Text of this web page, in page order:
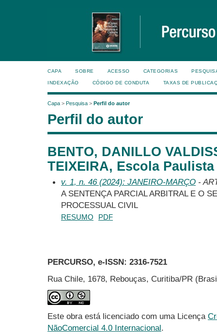
CAPA SOBRE ACESSO CATEGORIAS
INDEXAÇÃO CÓDIGO DE CONDUTA TAXAS DE
Capa > Pesquisa > Perfil do autor
Perfil do autor
BENTO, DANILLO
TEIXEIRA, Escola
v. 1, n. 46 (2024): JANEIRO-MARÇO -
A SENTENÇA PARCIAL ARBITRAL E O
PROCESSUAL CIVIL
RESUMO PDF
PERCURSO, e-ISSN: 2316-7521
Rua Chile, 1678, Rebouças, Curitiba/PR
Este obra está licenciado com uma Licença
NãoComercial 4.0 Internacional.